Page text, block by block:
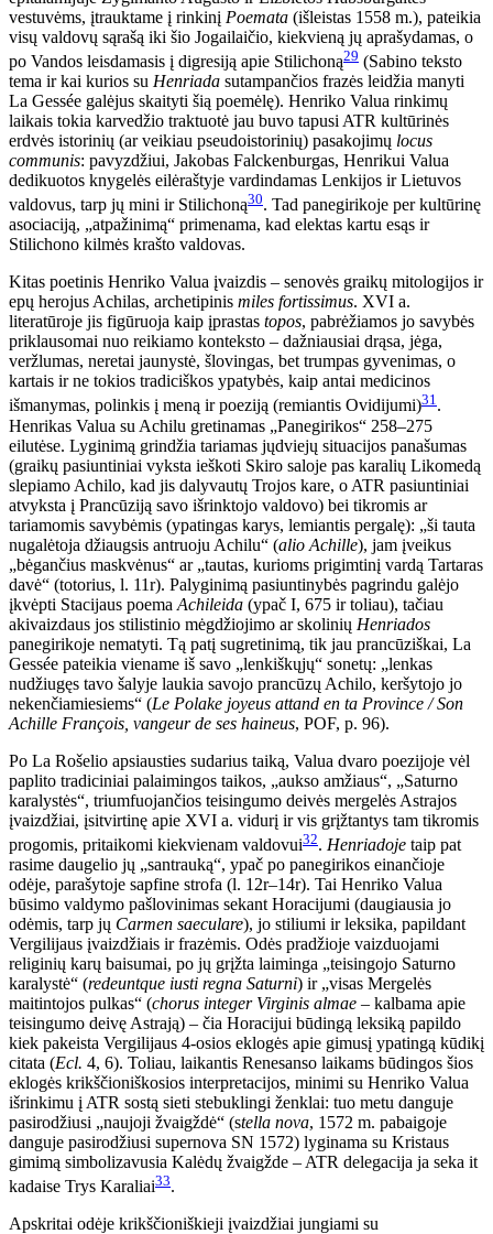
vestuvėms, įtrauktame į rinkinį Poemata (išleistas 1558 m.), pateikia
visų valdovų sąrašą iki šio Jogailaičio, kiekvieną jų aprašydamas, o
po Vandos leisdamasis į digresiją apie Stilichoną29 (Sabino teksto
tema ir kai kurios su Henriada sutampančios frazės leidžia manyti
La Gessée galėjus skaityti šią poemėlę). Henriko Valua rinkimų
laikais tokia karvedžio traktuotė jau buvo tapusi ATR kultūrinės
erdvės istorinių (ar veikiau pseudoistorinių) pasakojimų locus
communis: pavyzdžiui, Jakobas Falckenburgas, Henrikui Valua
dedikuotos knygelės eilėraštyje vardindamas Lenkijos ir Lietuvos
valdovus, tarp jų mini ir Stilichoną30. Tad panegirikoje per kultūrinę
asociaciją, „atpažinimą“ primenama, kad elektas kartu esąs ir
Stilichono kilmės krašto valdovas.
Kitas poetinis Henriko Valua įvaizdis – senovės graikų mitologijos ir
epų herojus Achilas, archetipinis miles fortissimus. XVI a.
literatūroje jis figūruoja kaip įprastas topos, pabrėžiamos jo savybės
priklausomai nuo reikiamo konteksto – dažniausiai drąsa, jėga,
veržlumas, neretai jaunystė, šlovingas, bet trumpas gyvenimas, o
kartais ir ne tokios tradiciškos ypatybės, kaip antai medicinos
išmanymas, polinkis į meną ir poeziją (remiantis Ovidijumi)31.
Henrikas Valua su Achilu gretinamas „Panegirikos“ 258–275
eilutėse. Lyginimą grindžia tariamas jųdviejų situacijos panašumas
(graikų pasiuntiniai vyksta ieškoti Skiro saloje pas karalių Likomedą
slepiamo Achilo, kad jis dalyvautų Trojos kare, o ATR pasiuntiniai
atvyksta į Prancūziją savo išrinktojo valdovo) bei tikromis ar
tariamomis savybėmis (ypatingas karys, lemiantis pergalę): „ši tauta
nugalėtoja džiaugsis antruoju Achilu“ (alio Achille), jam įveikus
„bėgančius maskvėnus“ ar „tautas, kurioms prigimtinį vardą Tartaras
davė“ (totorius, l. 11r). Palyginimą pasiuntinybės pagrindu galėjo
įkvėpti Stacijaus poema Achileida (ypač I, 675 ir toliau), tačiau
akivaizdaus jos stilistinio mėgdžiojimo ar skolinių Henriados
panegirikoje nematyti. Tą patį sugretinimą, tik jau prancūziškai, La
Gessée pateikia viename iš savo „lenkiškųjų“ sonetų: „lenkas
nudžiugęs tavo šalyje laukia savojo prancūzų Achilo, keršytojo jo
nekenčiamiesiems“ (Le Polake joyeus attand en ta Province / Son
Achille François, vangeur de ses haineus, POF, p. 96).
Po La Rošelio apsiausties sudarius taiką, Valua dvaro poezijoje vėl
paplito tradiciniai palaimingos taikos, „aukso amžiaus“, „Saturno
karalystės“, triumfuojančios teisingumo deivės mergelės Astrajos
įvaizdžiai, įsitvirtinę apie XVI a. vidurį ir vis grįžtantys tam tikromis
progomis, pritaikomi kiekvienam valdovui32. Henriadoje taip pat
rasime daugelio jų „santrauką“, ypač po panegirikos einančioje
odėje, parašytoje sapfine strofa (l. 12r–14r). Tai Henriko Valua
būsimo valdymo pašlovinimas sekant Horacijumi (daugiausia jo
odėmis, tarp jų Carmen saeculare), jo stiliumi ir leksika, papildant
Vergilijaus įvaizdžiais ir frazėmis. Odės pradžioje vaizduojami
religinių karų baisumai, po jų grįžta laiminga „teisingojo Saturno
karalystė“ (redeuntque iusti regna Saturni) ir „visas Mergelės
maitintojos pulkas“ (chorus integer Virginis almae – kalbama apie
teisingumo deivę Astrają) – čia Horacijui būdingą leksiką papildo
kiek pakeista Vergilijaus 4-osios eklogės apie gimusį ypatingą kūdikį
citata (Ecl. 4, 6). Toliau, laikantis Renesanso laikams būdingos šios
eklogės krikščioniškosios interpretacijos, minimi su Henriko Valua
išrinkimu į ATR sostą sieti stebuklingi ženklai: tuo metu danguje
pasirodžiusi „naujoji žvaigždė“ (stella nova, 1572 m. pabaigoje
danguje pasirodžiusi supernova SN 1572) lyginama su Kristaus
gimimą simbolizavusia Kalėdų žvaigžde – ATR delegacija ja seka it
kadaise Trys Karaliai33.
Apskritai odėje krikščioniškieji įvaizdžiai jungiami su